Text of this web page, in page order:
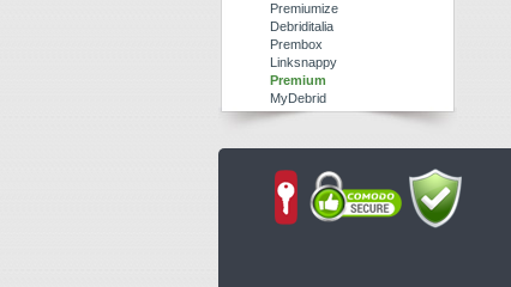
Premiumize
Debriditalia
Prembox
Linksnappy
Premium
MyDebrid